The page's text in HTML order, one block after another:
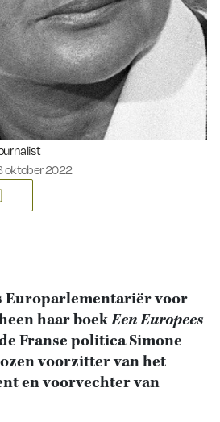
oktober 2022
Europarlementariër voor
haar boekEen Europees
Franse politica Simone
voorzitter van het
en voorvechter van